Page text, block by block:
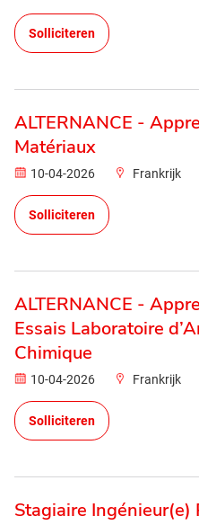
Solliciteren
ALTERNANCE -
Matériaux
10-04-2026 Frankrijk
Solliciteren
ALTERNANCE -
Essais Laboratoire
Chimique
10-04-2026 Frankrijk
Solliciteren
Stagiaire Ingénieur(e)